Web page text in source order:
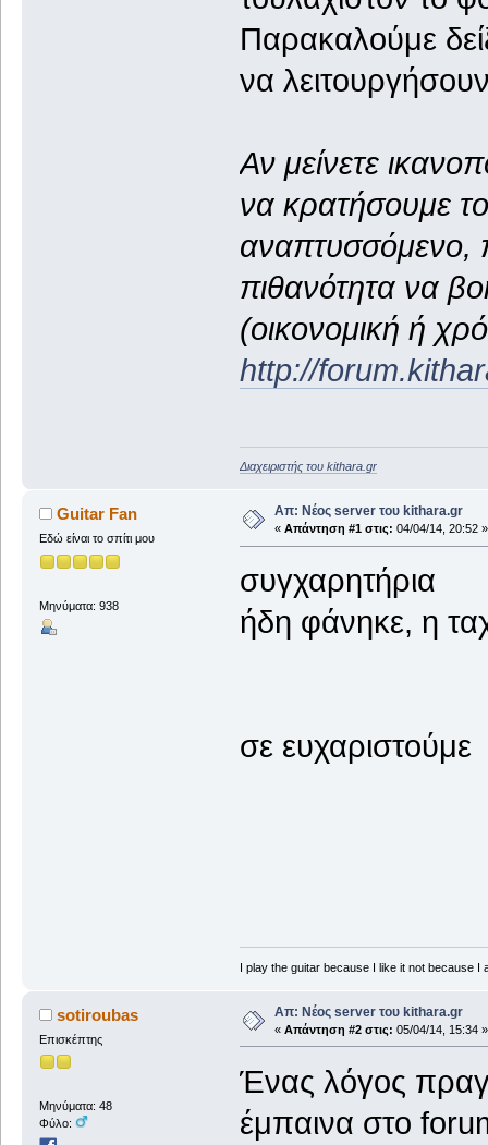
Παρακαλούμε
να
Αν μείνετε
να κρατήσουμε
αναπτυσσόμενο,
πιθανότητα να
(οικονομική ή
http://
Διαχειριστής του kithara.gr
Guitar Fan
Εδώ είναι το σπίτι μου
Μηνύματα: 938
Απ: Νέος server του kithara.gr
« Απάντηση #1 στις: 04/04/14, 20:52 »
συγχαρητήρια
ήδη φάνηκε, η
σε ευχαριστούμε
I play the guitar because I like it not because I
sotiroubas
Επισκέπτης
Μηνύματα: 48
Φύλο:
Απ: Νέος server του kithara.gr
« Απάντηση #2 στις: 05/04/14, 15:34 »
Ένας λόγος
έμπαινα στο